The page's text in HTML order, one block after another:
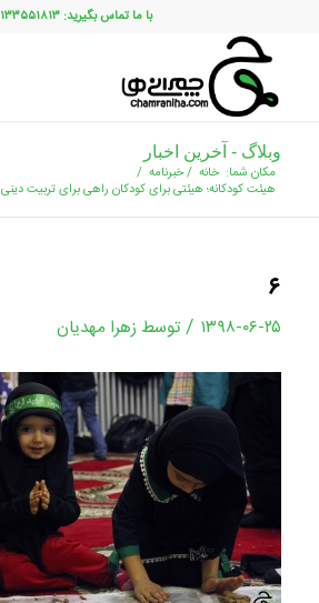
با ما تماس بگیرید: ۰۲۱۳۳۵۵۱۸۱۳
وبلاگ - آخرین اخبار
مکان شما: خانه /خبرنامه /
هیئت کودکانه؛ هیئتی برای کودکان راهی برای تربیت دینی
۶
۱۳۹۸-۰۶-۲۵ / توسط زهرا مهدیان